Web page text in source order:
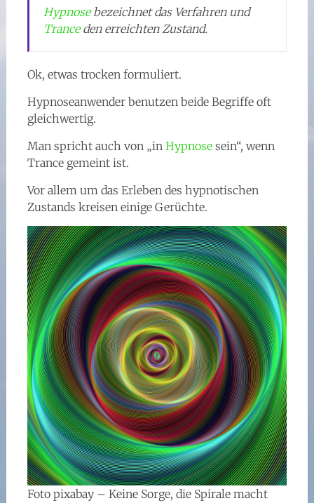
Hypnosebezeichnet das Verfahren und
Tranceden erreichten Zustand.
Ok, etwas trocken formuliert.
Hypnoseanwender benutzen beide Begriffe oft
gleichwertig.
Man spricht auch von „in Hypnose sein“, wenn
Trance gemeint ist.
Vor allem um das Erleben des hypnotischen
Zustands kreisen einige Gerüchte.
Foto pixabay – Keine Sorge, die Spirale macht